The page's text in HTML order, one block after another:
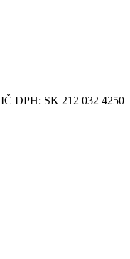
IČ DPH: SK 212 032 4250